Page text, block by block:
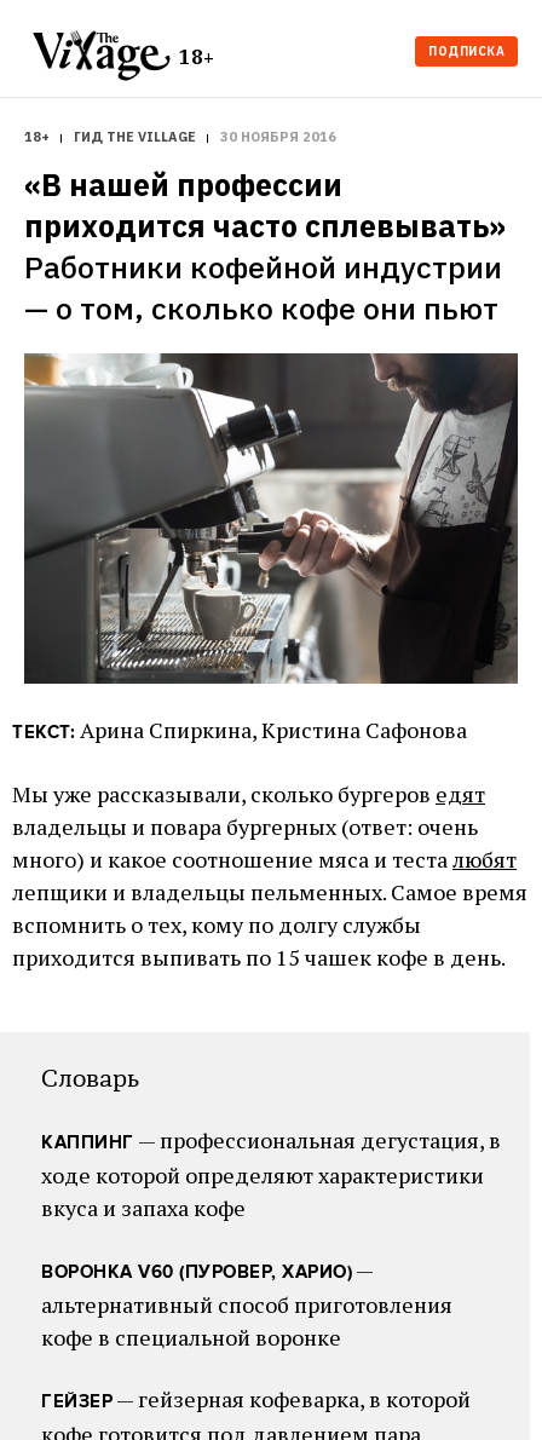
18+ ПОДПИСКА
18+ ГИД THE VILLAGE 30 НОЯБРЯ 2016
«В нашей профессии
приходится часто сплевывать»
Работники кофейной индустрии
— о том, сколько кофе они пьют
ТЕКСТ: Арина Спиркина, Кристина Сафонова
Мы уже рассказывали, сколько бургеров едят
владельцы и повара бургерных (ответ: очень
много) и какое соотношение мяса и тесталюбят
лепщики и владельцы пельменных. Самое время
вспомнить о тех, кому по долгу службы
приходится выпивать по 15 чашек кофе в день.
Словарь
КАППИНГ — профессиональная дегустация, в
ходе которой определяют характеристики
вкуса и запаха кофе
ВОРОНКА V60 (ПУРОВЕР, ХАРИО) —
альтернативный способ приготовления
кофе в специальной воронке
ГЕЙЗЕР — гейзерная кофеварка, в которой
кофе готовится под давлением пара